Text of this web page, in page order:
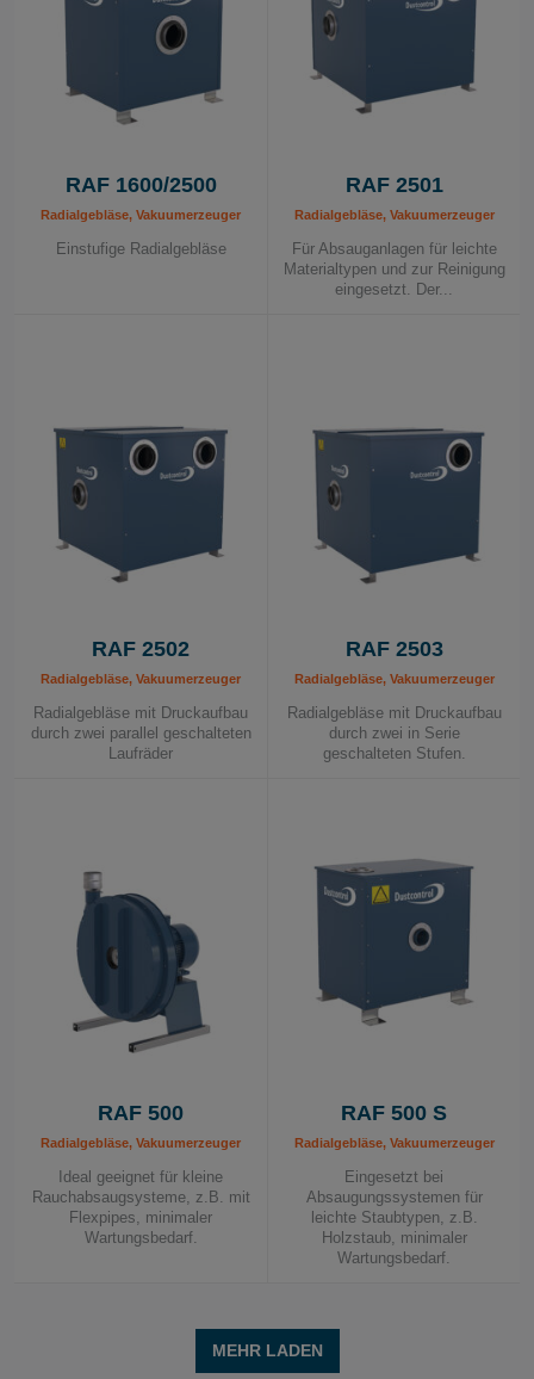
RAF 1600/2500
Radialgebläse, Vakuumerzeuger
Einstufige Radialgebläse
RAF 2501
Radialgebläse, Vakuumerzeuger
Für Absauganlagen für leichte
Materialtypen und zur Reinigung
eingesetzt. Der...
RAF 2502
Radialgebläse, Vakuumerzeuger
Radialgebläse mit Druckaufbau
durch zwei parallel geschalteten
Laufräder
RAF 2503
Radialgebläse, Vakuumerzeuger
Radialgebläse mit Druckaufbau
durch zwei in Serie
geschalteten Stufen.
RAF 500
Radialgebläse, Vakuumerzeuger
Ideal geeignet für kleine
Rauchabsaugsysteme, z.B. mit
Flexpipes, minimaler
Wartungsbedarf.
RAF 500 S
Radialgebläse, Vakuumerzeuger
Eingesetzt bei
Absaugungssystemen für
leichte Staubtypen, z.B.
Holzstaub, minimaler
Wartungsbedarf.
MEHR LADEN